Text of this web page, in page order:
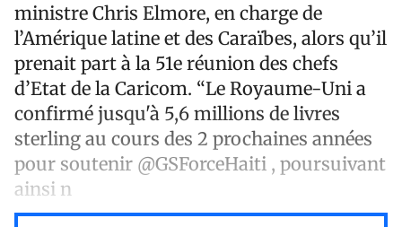
ministre Chris Elmore, en charge de
l’Amérique latine et des Caraïbes, alors qu’il
prenait part à la 51e réunion des chefs
d’Etat de la Caricom. “Le Royaume-Uni a
confirmé jusqu'à 5,6 millions de livres
sterling au cours des 2 prochaines années
pour soutenir @GSForceHaiti , poursuivant
ainsi n